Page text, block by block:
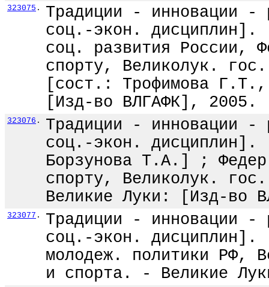
323075 .
Традиции - инновации
соц.-экон.
соц. развития России,
спорту, Великолук.
[сост.: Трофимова
[Изд-во ВЛГАФК],
323076 .
Традиции - инновации
соц.-экон.
Борзунова Т.А.] ;
спорту, Великолук.
Великие Луки: [Изд-
323077 .
Традиции - инновации
соц.-экон.
молодеж. политики РФ,
и спорта. - Великие